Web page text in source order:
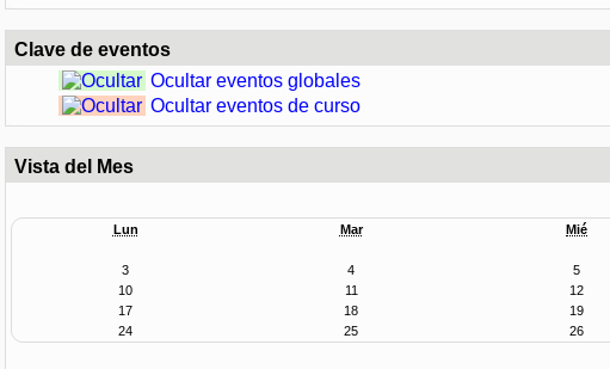
Clave de eventos
Ocultar eventos globales
Ocultar eventos de curso
Vista del Mes
Lun Mar Mié
3
4 5
10
11 12
17
18 19
24
25 26